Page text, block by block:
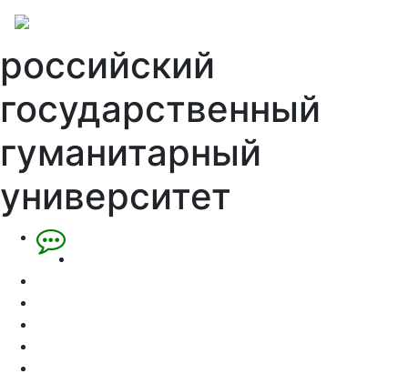
российский
государственный
гуманитарный
университет